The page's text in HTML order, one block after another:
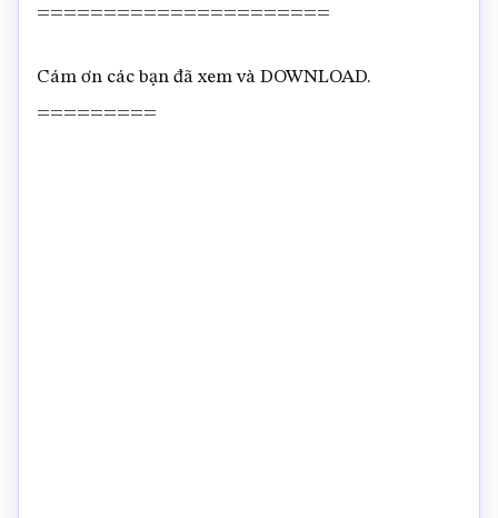
======================
Cám ơn các bạn đã xem và DOWNLOAD.
=========